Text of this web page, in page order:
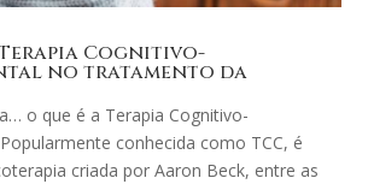
Cognitivo-
no tratamento da
o que é a Terapia Cognitivo-
conhecida como TCC, é
criada por Aaron Beck, entre as